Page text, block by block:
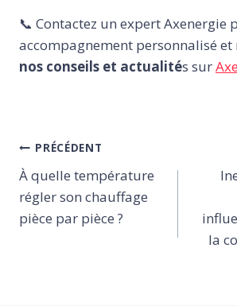
📞 Contactez un expert Axenergie
accompagnement personnalisé et
nos conseils et actualités sur
Navigation
de
l’article
PRÉCÉDENT
À quelle température
régler son chauffage
pièce par pièce ?
la